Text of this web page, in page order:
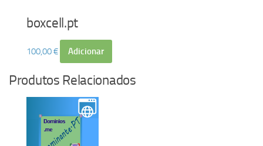
boxcell.pt
100,00€ Adicionar
Produtos Relacionados